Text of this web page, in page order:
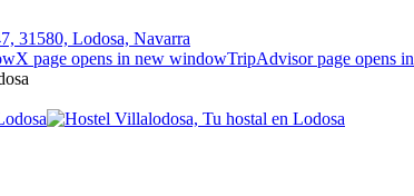
31580, Lodosa, Navarra
X page opens in new windowTripAdvisor page opens